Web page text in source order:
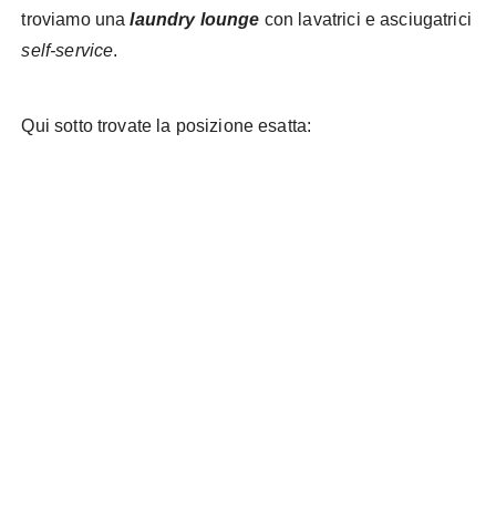
troviamo unalaundry lounge con lavatrici e asciugatrici
self-service.
Qui sotto trovate la posizione esatta: